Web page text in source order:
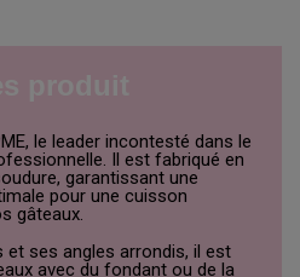
le leader incontesté dans le
Il est fabriqué en
garantissant une
pour une cuisson
gâteaux.
ses angles arrondis, il est
avec du fondant ou de la